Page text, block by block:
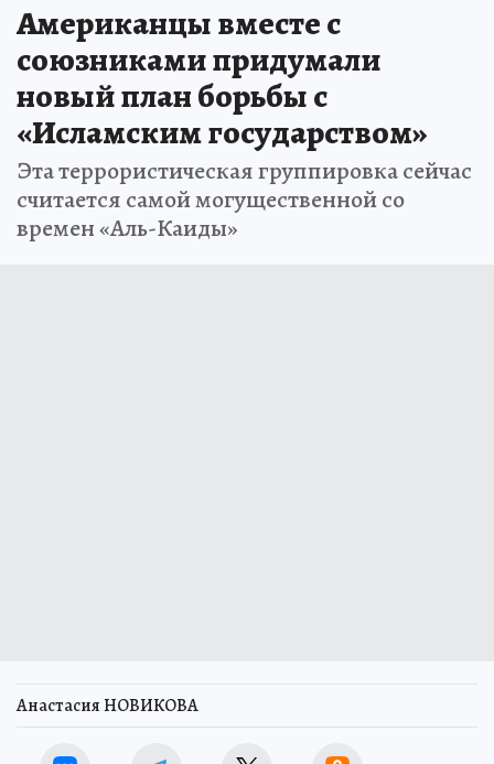
Американцы вместе с
союзниками придумали
новый план борьбы с
«Исламским государством»
Эта террористическая группировка сейчас
считается самой могущественной со
времен «Аль-Каиды»
Анастасия НОВИКОВА